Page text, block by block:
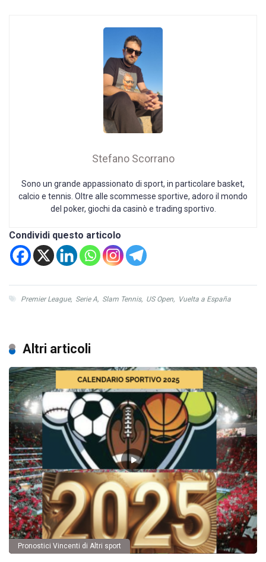
Stefano Scorrano
Sono un grande appassionato di sport, in particolare basket,
calcio e tennis. Oltre alle scommesse sportive, adoro il mondo
del poker, giochi da casinò e trading sportivo.
Condividi questo articolo
Premier League, Serie A, Slam Tennis, US Open, Vuelta a España
Altri articoli
Pronostici Vincenti di Altri sport